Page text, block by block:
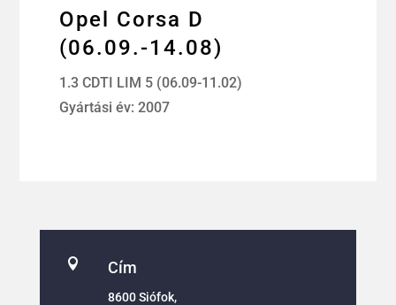
Opel Corsa D
(06.09.-14.08)
1.3 CDTI LIM 5 (06.09-11.02)
Gyártási év: 2007
 Cím
8600 Siófok,